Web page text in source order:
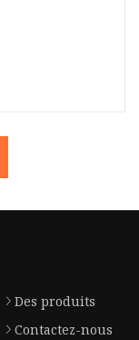
Des produits
Contactez-nous